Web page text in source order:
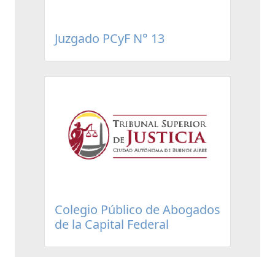
Juzgado PCyF N° 13
Colegio Público de Abogados
de la Capital Federal